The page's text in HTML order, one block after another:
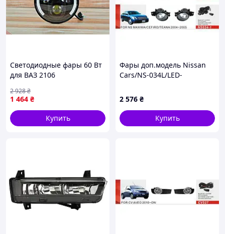
Светодиодные фары 60 Вт
для ВАЗ 2106
ангельские глазки с
габаритами и указателями
поворота
1 464 ₴
2 928₴
Купить
Фары доп.модель Nissan
Cars/NS-034L/LED-
эл.проводка
2 576 ₴
Купить